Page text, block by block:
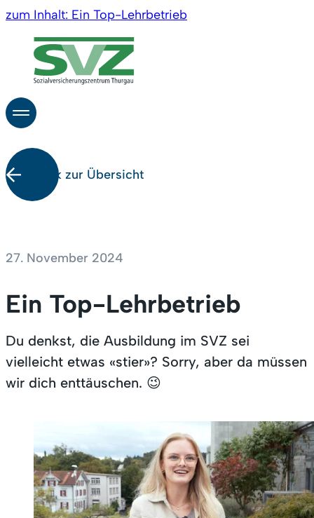
zum Inhalt: Ein Top-Lehrbetrieb
Krankheit oder
Unfall
Familie
Partnerschaft und
Ausbildung und
Trennung und
Todesfall
Grenzgängerinnen
und Grenzgänger
zurück zur Übersicht
27. November 2024
Ein Top-Lehrbetrieb
Du denkst, die Ausbildung im SVZ sei
vielleicht etwas «stier»? Sorry, aber da müssen
wir dich enttäuschen. 😉